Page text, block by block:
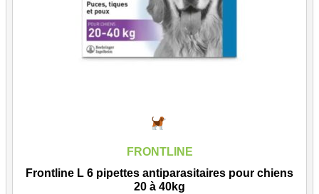
FRONTLINE
Frontline L 6 pipettes antiparasitaires pour chiens
20 à 40kg